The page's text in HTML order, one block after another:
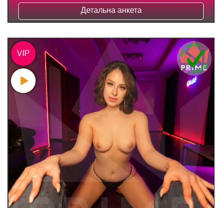
Детальна анкета
VIP